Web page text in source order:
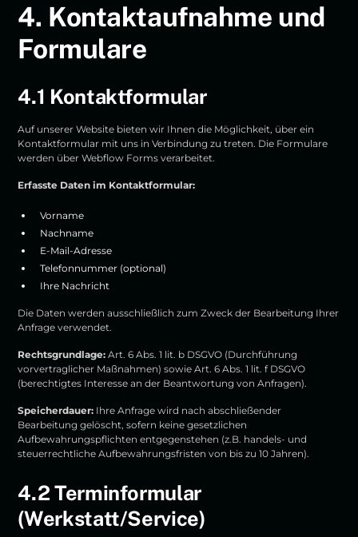
4. Kontaktaufnahme und
Formulare
4.1 Kontaktformular
Auf unserer Website bieten wir Ihnen die Möglichkeit, über ein
Kontaktformular mit uns in Verbindung zu treten. Die Formulare
werden über Webflow Forms verarbeitet.
Erfasste Daten im Kontaktformular:
Vorname
Nachname
E-Mail-Adresse
Telefonnummer (optional)
Ihre Nachricht
Die Daten werden ausschließlich zum Zweck der Bearbeitung Ihrer
Anfrage verwendet.
Rechtsgrundlage: Art. 6 Abs. 1 lit. b DSGVO (Durchführung
vorvertraglicher Maßnahmen) sowie Art. 6 Abs. 1 lit. f DSGVO
(berechtigtes Interesse an der Beantwortung von Anfragen).
Speicherdauer: Ihre Anfrage wird nach abschließender
Bearbeitung gelöscht, sofern keine gesetzlichen
Aufbewahrungspflichten entgegenstehen (z.B. handels- und
steuerrechtliche Aufbewahrungsfristen von bis zu 10 Jahren).
4.2 Terminformular
(Werkstatt/Service)